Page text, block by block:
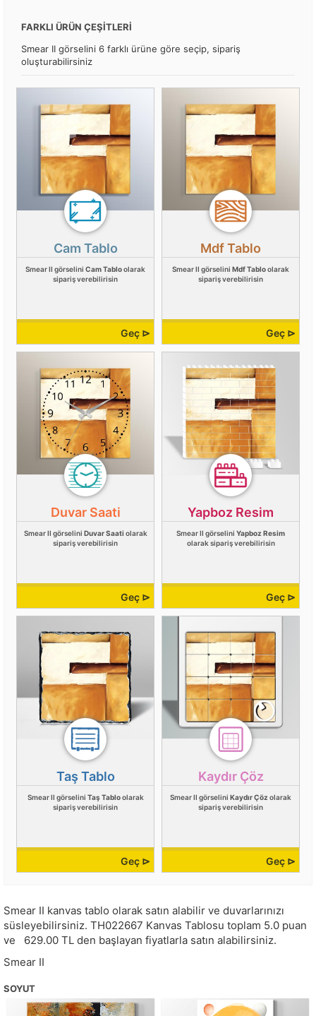
FARKLI ÜRÜN ÇEŞİTLERİ
Smear II görselini 6 farklı ürüne göre seçip, sipariş
oluşturabilirsiniz
Cam Tablo
Smear II görselini Cam Tabloolarak
sipariş verebilirisin
Geç ⊳
Mdf Tablo
Smear II görselini Mdf Tabloolarak
sipariş verebilirisin
Geç ⊳
Duvar Saati
Smear II görselini Duvar Saati olarak
sipariş verebilirisin
Geç ⊳
Yapboz Resim
Smear II görselini Yapboz Resim
olarak sipariş verebilirisin
Geç ⊳
Taş Tablo
Smear II görselini Taş Tabloolarak
sipariş verebilirisin
Geç ⊳
Kaydır Çöz
Smear II görselini Kaydır Çöz olarak
sipariş verebilirisin
Geç ⊳
Smear II kanvas tablo olarak satın alabilir ve duvarlarınızı
süsleyebilirsiniz. TH022667 Kanvas Tablosu toplam 5.0 puan
ve
629.00 TL den başlayan fiyatlarla satın alabilirsiniz.
Smear II
SOYUT